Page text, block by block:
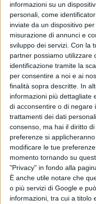
informazioni su un
personali, come
inviate da un dispositivo
misurazione di annunci e
sviluppo dei servizi. Con la
partner possiamo utilizzare
identificazione tramite la
per consentire a noi e ai
finalità sopra descritte. In
informazioni più dettagliate
di acconsentire o di negare
trattamenti dei dati
consenso, ma hai il diritto
preferenze si
modificare le tue
momento tornando su
"Privacy" in fondo alla
È anche utile notare che
o più servizi di Google e
informazioni, tra cui a titolo
museo del Mare e del
Pescara, accademico
Pescara Aternum,
e tradizionale e
si sono recentemente
Anna Rachele, figura
che oggi festeggi il suo
universo femminile
Abbiamo voluto parlare
l’acqua è simbolo della
vita e nutrimento.
programmato in
presenza di Rosaria